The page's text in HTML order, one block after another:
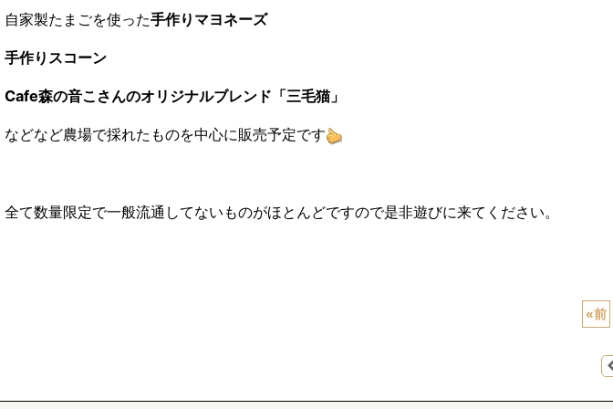
自家製たまごを使った手作りマヨネーズ
手作りスコーン
Cafe森の音こさんのオリジナルブレンド「三毛猫」
などなど農場で採れたものを中心に販売予定です
全て数量限定で一般流通してないものがほとんどですので是非遊びに来てください。
«前